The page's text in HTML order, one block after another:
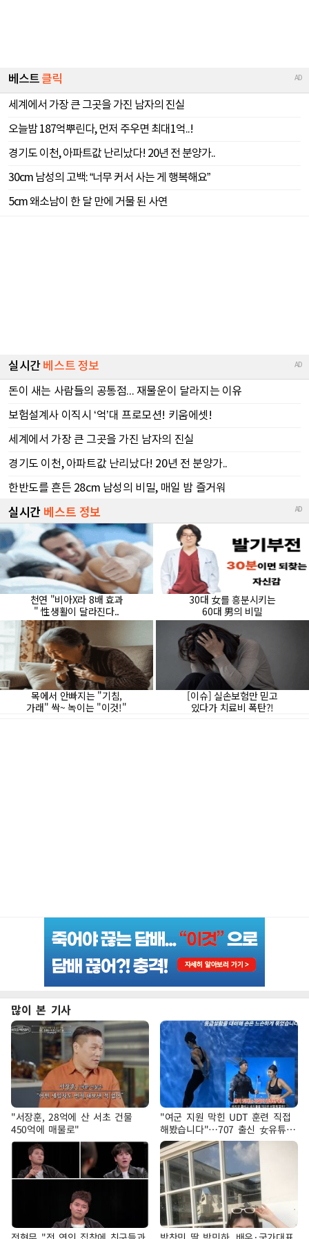
많이 본 기사
"서장훈, 28억에 산 서초 건물
450억에 매물로"
"여군 지원 막힌 UDT 훈련 직접
해봤습니다"…707 출신 女유튜버
'완벽 소화'